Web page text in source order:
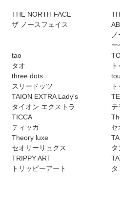
THE NORTH FACE
ザ ノースフェイス
ー
tao
タオ
three dots
スリードッツ
TAION EXTRA Lady's
タイオン エクストラ
テ
TICCA
ティッカ
セ
Theory luxe
セオリーリュクス
タ
TRIPPY ART
トリッピーアート
タ